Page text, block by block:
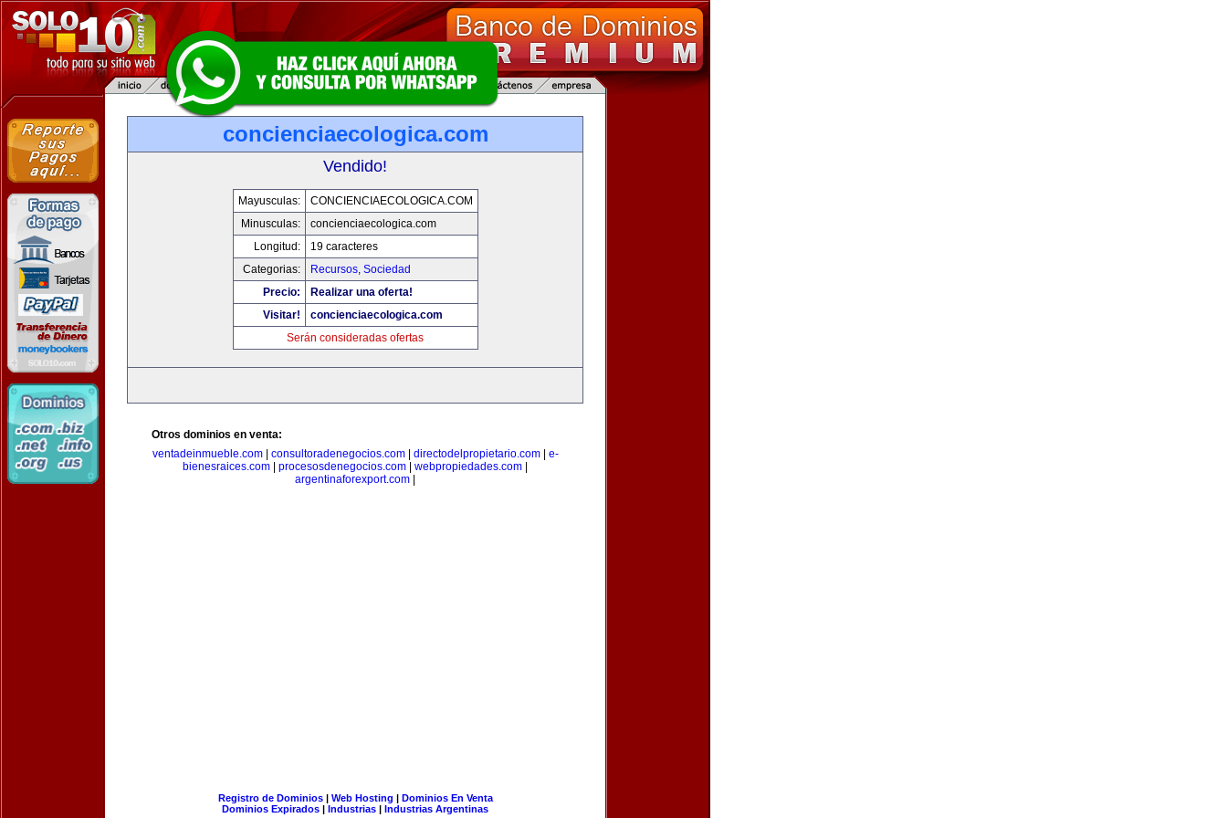
concienciaecologica.com
Vendido!
Mayusculas:
CONCIENCIAECOLOGICA.COM
Minusculas:
concienciaecologica.com
Longitud:
19 caracteres
Categorias:
Recursos, Sociedad
Precio:
Realizar una oferta!
Visitar!
concienciaecologica.com
Serán consideradas ofertas
Otros dominios en venta:
ventadeinmueble.com| consultoradenegocios.com| directodelpropietario.com| e-
bienesraices.com
procesosdenegocios.com webpropiedades.com
argentinaforexport.com
Registro de Dominios| Web Hosting | Dominios En Venta
Dominios Expirados | Industrias | Industrias Argentinas